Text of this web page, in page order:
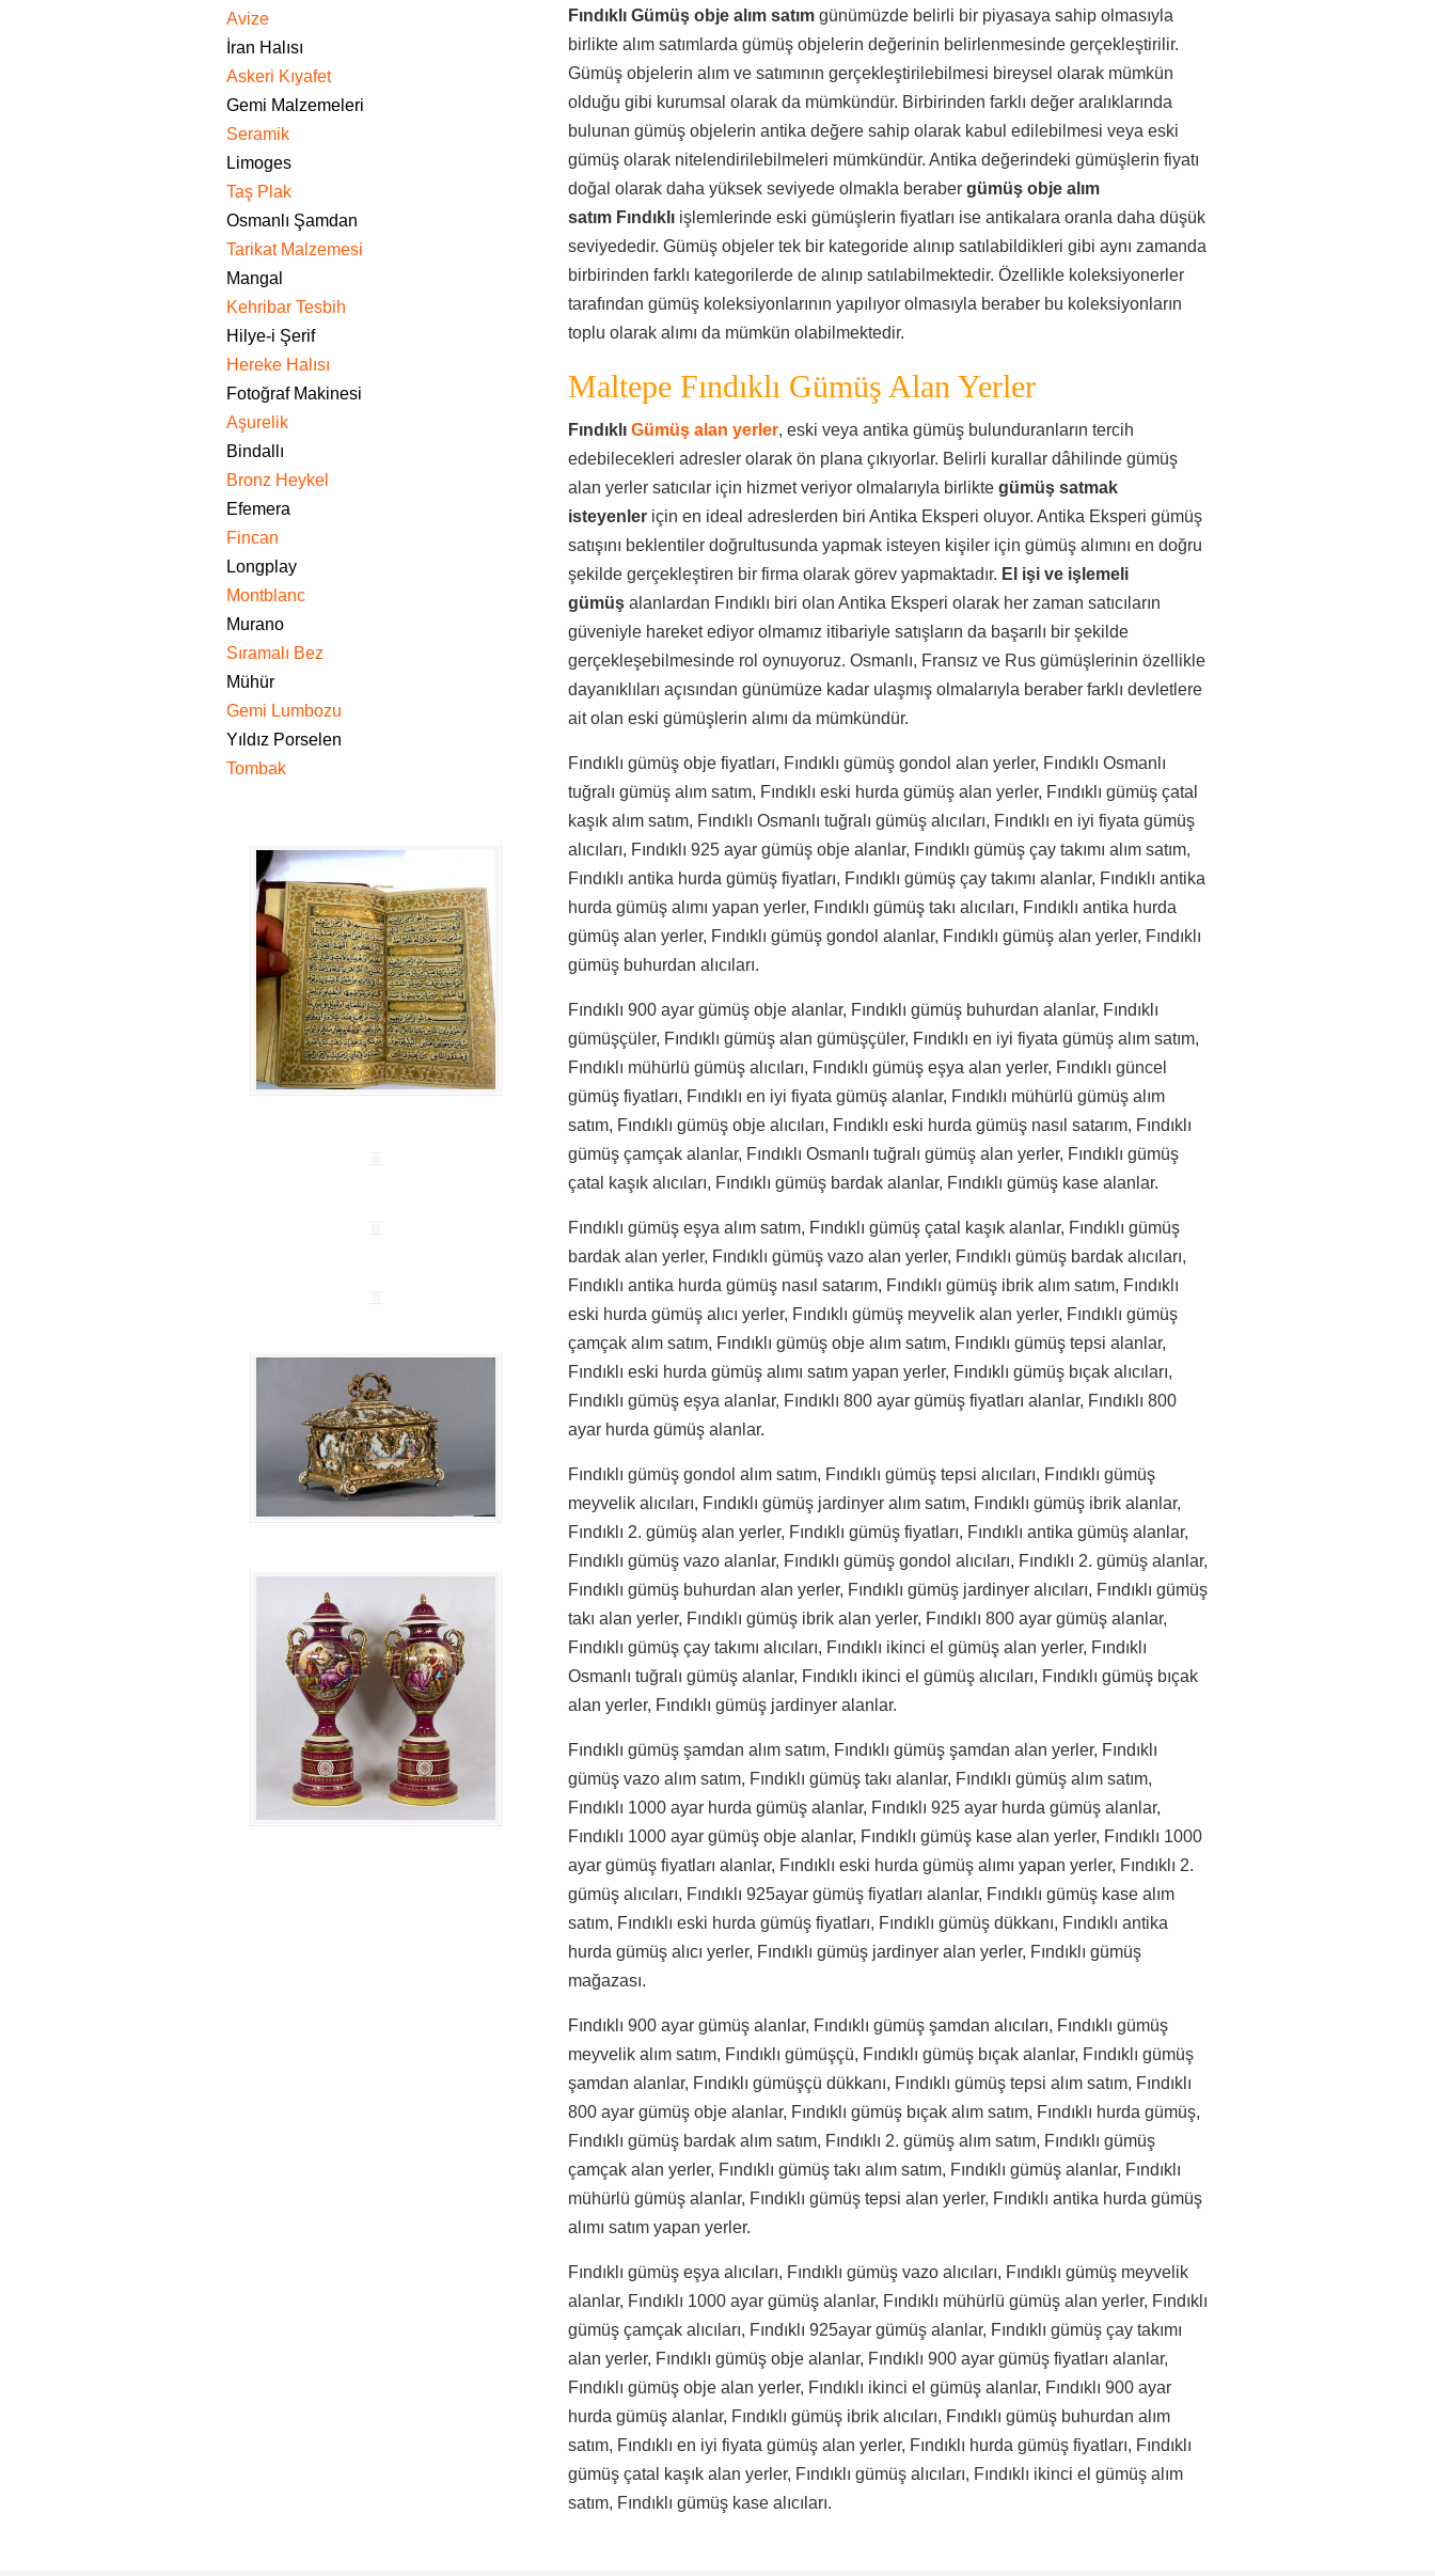
Fındıklı Gümüş obje alım satım günümüzde belirli bir piyasaya sahip olmasıyla
birlikte alım satımlarda gümüş objelerin değerinin belirlenmesinde gerçekleştirilir.
Gümüş objelerin alım ve satımının gerçekleştirilebilmesi bireysel olarak mümkün
olduğu gibi kurumsal olarak da mümkündür. Birbirinden farklı değer aralıklarında
bulunan gümüş objelerin antika değere sahip olarak kabul edilebilmesi veya eski
gümüş olarak nitelendirilebilmeleri mümkündür. Antika değerindeki gümüşlerin fiyatı
doğal olarak daha yüksek seviyede olmakla beraber gümüş obje alım
satım Fındıklı işlemlerinde eski gümüşlerin fiyatları ise antikalara oranla daha düşük
seviyededir. Gümüş objeler tek bir kategoride alınıp satılabildikleri gibi aynı zamanda
birbirinden farklı kategorilerde de alınıp satılabilmektedir. Özellikle koleksiyonerler
tarafından gümüş koleksiyonlarının yapılıyor olmasıyla beraber bu koleksiyonların
toplu olarak alımı da mümkün olabilmektedir.
Maltepe Fındıklı Gümüş Alan Yerler
Fındıklı Gümüş alan yerler, eski veya antika gümüş bulunduranların tercih
edebilecekleri adresler olarak ön plana çıkıyorlar. Belirli kurallar dâhilinde gümüş
alan yerler satıcılar için hizmet veriyor olmalarıyla birlikte gümüş satmak
isteyenler için en ideal adreslerden biri Antika Eksperi oluyor. Antika Eksperi gümüş
satışını beklentiler doğrultusunda yapmak isteyen kişiler için gümüş alımını en doğru
şekilde gerçekleştiren bir firma olarak görev yapmaktadır. El işi ve işlemeli
gümüş alanlardan Fındıklı biri olan Antika Eksperi olarak her zaman satıcıların
güveniyle hareket ediyor olmamız itibariyle satışların da başarılı bir şekilde
gerçekleşebilmesinde rol oynuyoruz. Osmanlı, Fransız ve Rus gümüşlerinin özellikle
dayanıklıları açısından günümüze kadar ulaşmış olmalarıyla beraber farklı devletlere
ait olan eski gümüşlerin alımı da mümkündür.
Fındıklı gümüş obje fiyatları, Fındıklı gümüş gondol alan yerler, Fındıklı Osmanlı
tuğralı gümüş alım satım, Fındıklı eski hurda gümüş alan yerler, Fındıklı gümüş çatal
kaşık alım satım, Fındıklı Osmanlı tuğralı gümüş alıcıları, Fındıklı en iyi fiyata gümüş
alıcıları, Fındıklı 925 ayar gümüş obje alanlar, Fındıklı gümüş çay takımı alım satım,
Fındıklı antika hurda gümüş fiyatları, Fındıklı gümüş çay takımı alanlar, Fındıklı antika
hurda gümüş alımı yapan yerler, Fındıklı gümüş takı alıcıları, Fındıklı antika hurda
gümüş alan yerler, Fındıklı gümüş gondol alanlar, Fındıklı gümüş alan yerler, Fındıklı
gümüş buhurdan alıcıları.
Fındıklı 900 ayar gümüş obje alanlar, Fındıklı gümüş buhurdan alanlar, Fındıklı
gümüşçüler, Fındıklı gümüş alan gümüşçüler, Fındıklı en iyi fiyata gümüş alım satım,
Fındıklı mühürlü gümüş alıcıları, Fındıklı gümüş eşya alan yerler, Fındıklı güncel
gümüş fiyatları, Fındıklı en iyi fiyata gümüş alanlar, Fındıklı mühürlü gümüş alım
satım, Fındıklı gümüş obje alıcıları, Fındıklı eski hurda gümüş nasıl satarım, Fındıklı
gümüş çamçak alanlar, Fındıklı Osmanlı tuğralı gümüş alan yerler, Fındıklı gümüş
çatal kaşık alıcıları, Fındıklı gümüş bardak alanlar, Fındıklı gümüş kase alanlar.
Fındıklı gümüş eşya alım satım, Fındıklı gümüş çatal kaşık alanlar, Fındıklı gümüş
bardak alan yerler, Fındıklı gümüş vazo alan yerler, Fındıklı gümüş bardak alıcıları,
Fındıklı antika hurda gümüş nasıl satarım, Fındıklı gümüş ibrik alım satım, Fındıklı
eski hurda gümüş alıcı yerler, Fındıklı gümüş meyvelik alan yerler, Fındıklı gümüş
çamçak alım satım, Fındıklı gümüş obje alım satım, Fındıklı gümüş tepsi alanlar,
Fındıklı eski hurda gümüş alımı satım yapan yerler, Fındıklı gümüş bıçak alıcıları,
Fındıklı gümüş eşya alanlar, Fındıklı 800 ayar gümüş fiyatları alanlar, Fındıklı 800
ayar hurda gümüş alanlar.
Fındıklı gümüş gondol alım satım, Fındıklı gümüş tepsi alıcıları, Fındıklı gümüş
meyvelik alıcıları, Fındıklı gümüş jardinyer alım satım, Fındıklı gümüş ibrik alanlar,
Fındıklı 2. gümüş alan yerler, Fındıklı gümüş fiyatları, Fındıklı antika gümüş alanlar,
Fındıklı gümüş vazo alanlar, Fındıklı gümüş gondol alıcıları, Fındıklı 2. gümüş alanlar,
Fındıklı gümüş buhurdan alan yerler, Fındıklı gümüş jardinyer alıcıları, Fındıklı gümüş
takı alan yerler, Fındıklı gümüş ibrik alan yerler, Fındıklı 800 ayar gümüş alanlar,
Fındıklı gümüş çay takımı alıcıları, Fındıklı ikinci el gümüş alan yerler, Fındıklı
Osmanlı tuğralı gümüş alanlar, Fındıklı ikinci el gümüş alıcıları, Fındıklı gümüş bıçak
alan yerler, Fındıklı gümüş jardinyer alanlar.
Fındıklı gümüş şamdan alım satım, Fındıklı gümüş şamdan alan yerler, Fındıklı
gümüş vazo alım satım, Fındıklı gümüş takı alanlar, Fındıklı gümüş alım satım,
Fındıklı 1000 ayar hurda gümüş alanlar, Fındıklı 925 ayar hurda gümüş alanlar,
Fındıklı 1000 ayar gümüş obje alanlar, Fındıklı gümüş kase alan yerler, Fındıklı 1000
ayar gümüş fiyatları alanlar, Fındıklı eski hurda gümüş alımı yapan yerler, Fındıklı 2.
gümüş alıcıları, Fındıklı 925ayar gümüş fiyatları alanlar, Fındıklı gümüş kase alım
satım, Fındıklı eski hurda gümüş fiyatları, Fındıklı gümüş dükkanı, Fındıklı antika
hurda gümüş alıcı yerler, Fındıklı gümüş jardinyer alan yerler, Fındıklı gümüş
mağazası.
Fındıklı 900 ayar gümüş alanlar, Fındıklı gümüş şamdan alıcıları, Fındıklı gümüş
meyvelik alım satım, Fındıklı gümüşçü, Fındıklı gümüş bıçak alanlar, Fındıklı gümüş
şamdan alanlar, Fındıklı gümüşçü dükkanı, Fındıklı gümüş tepsi alım satım, Fındıklı
800 ayar gümüş obje alanlar, Fındıklı gümüş bıçak alım satım, Fındıklı hurda gümüş,
Fındıklı gümüş bardak alım satım, Fındıklı 2. gümüş alım satım, Fındıklı gümüş
çamçak alan yerler, Fındıklı gümüş takı alım satım, Fındıklı gümüş alanlar, Fındıklı
mühürlü gümüş alanlar, Fındıklı gümüş tepsi alan yerler, Fındıklı antika hurda gümüş
alımı satım yapan yerler.
Fındıklı gümüş eşya alıcıları, Fındıklı gümüş vazo alıcıları, Fındıklı gümüş meyvelik
alanlar, Fındıklı 1000 ayar gümüş alanlar, Fındıklı mühürlü gümüş alan yerler, Fındıklı
gümüş çamçak alıcıları, Fındıklı 925ayar gümüş alanlar, Fındıklı gümüş çay takımı
alan yerler, Fındıklı gümüş obje alanlar, Fındıklı 900 ayar gümüş fiyatları alanlar,
Fındıklı gümüş obje alan yerler, Fındıklı ikinci el gümüş alanlar, Fındıklı 900 ayar
hurda gümüş alanlar, Fındıklı gümüş ibrik alıcıları, Fındıklı gümüş buhurdan alım
satım, Fındıklı en iyi fiyata gümüş alan yerler, Fındıklı hurda gümüş fiyatları, Fındıklı
gümüş çatal kaşık alan yerler, Fındıklı gümüş alıcıları, Fındıklı ikinci el gümüş alım
satım, Fındıklı gümüş kase alıcıları.
Avize
İran Halısı
Askeri Kıyafet
Gemi Malzemeleri
Seramik
Limoges
Taş Plak
Osmanlı Şamdan
Tarikat Malzemesi
Mangal
Kehribar Tesbih
Hilye-i Şerif
Hereke Halısı
Fotoğraf Makinesi
Aşurelik
Bindallı
Bronz Heykel
Efemera
Fincan
Longplay
Montblanc
Murano
Sıramalı Bez
Mühür
Gemi Lumbozu
Yıldız Porselen
Tombak